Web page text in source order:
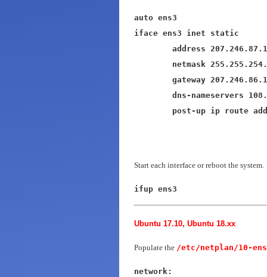
auto ens3
iface ens3 inet static
post-up ip route
Start each interface or reboot the system.
ifup ens3
Ubuntu 17.10, Ubuntu 18.xx
Populate the /etc/netplan/10-
network: